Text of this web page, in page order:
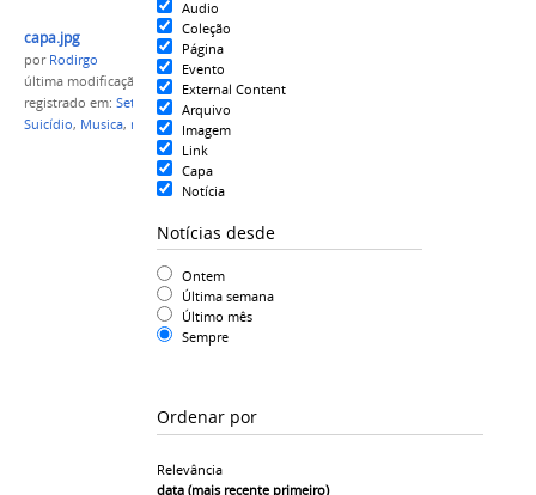
Audio
Coleção
Página
Evento
External Content
Arquivo
Imagem
Link
Capa
Notícia
Notícias desde
Ontem
Última semana
Último mês
Sempre
Ordenar por
Relevância
data (mais recente primeiro)
capa.jpg
por Rodirgo
última modificação
em 26/09/2019 15h10
registrado em: Setembro Amarelo
Suicídio, Musica, musica pela vida